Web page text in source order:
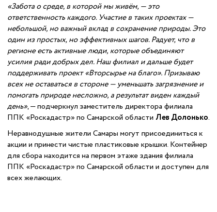
«Забота о среде, в которой мы живём, — это
ответственность каждого. Участие в таких проектах —
небольшой, но важный вклад в сохранение природы. Это
один из простых, но эффективных шагов. Радует, что в
регионе есть активные люди, которые объединяют
усилия ради добрых дел. Наш филиал и дальше будет
поддерживать проект «Вторсырье на благо». Призываю
всех не оставаться в стороне — уменьшать загрязнение и
помогать природе несложно, а результат виден каждый
день», — подчеркнул заместитель директора филиала
ППК «Роскадастр» по Самарской области Лев Долонько.
Неравнодушные жители Самары могут присоединиться к
акции и принести чистые пластиковые крышки. Контейнер
для сбора находится на первом этаже здания филиала
ППК «Роскадастр» по Самарской области и доступен для
всех желающих.